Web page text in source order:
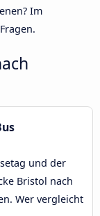
Im
und der
Bristol nach
Wer vergleicht